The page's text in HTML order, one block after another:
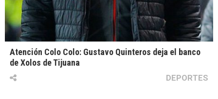
Atención Colo Colo: Gustavo Quinteros deja el banco
de Xolos de Tijuana
DEPORTES